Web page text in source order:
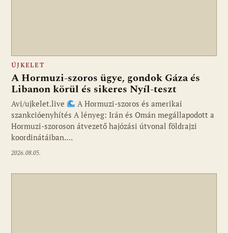
ÚJKELET
A Hormuzi-szoros ügye, gondok Gáza és
Libanon körül és sikeres Nyíl-teszt
Avi/ujkelet.live
A Hormuzi-szoros és amerikai
szankcióenyhítés A lényeg: Irán és Omán megállapodott a
Hormuzi-szoroson átvezető hajózási útvonal földrajzi
koordinátáiban.…
2026.08.05.